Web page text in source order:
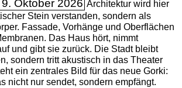
Oktober 2026 Architektur wird hier
Stein verstanden, sondern als
Fassade, Vorhänge und Oberflächen
Das Haus hört, nimmt
und gibt sie zurück. Die Stadt bleibt
sondern tritt akustisch in das Theater
ein zentrales Bild für das neue Gorki:
nicht nur sendet, sondern empfängt.